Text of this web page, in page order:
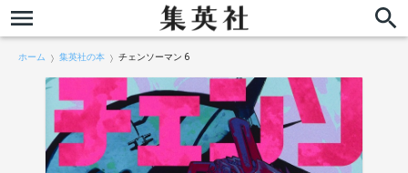
ホーム 集英社の本 チェンソーマン 6